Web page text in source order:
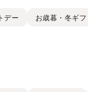
デー お歳暮・冬ギ